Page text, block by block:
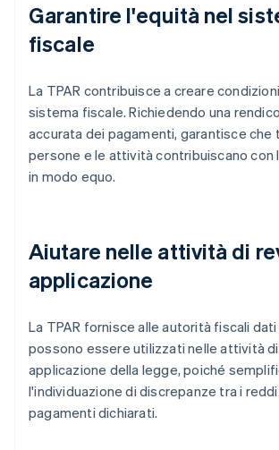
Garantire l'equità nel
fiscale
La TPAR contribuisce a creare
sistema fiscale. Richiedendo una
accurata dei pagamenti, garantisce che
persone e le attività contribuiscano con
in modo equo.
Aiutare nelle attività di
applicazione
La TPAR fornisce alle autorità fiscali
possono essere utilizzati nelle attività
applicazione della legge, poiché
l'individuazione di discrepanze tra i
pagamenti dichiarati.